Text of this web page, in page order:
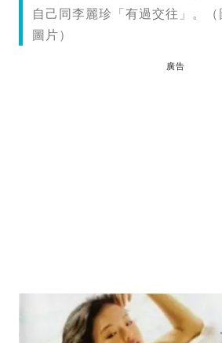
自己同李麗珍「有過交往」。
圖片）
廣告